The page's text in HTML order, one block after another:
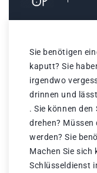
Sie benötigen
kaputt? Sie
irgendwo
drinnen und
. Sie können
drehen?
werden? Sie
Machen Sie sich
Schlüsseldienst